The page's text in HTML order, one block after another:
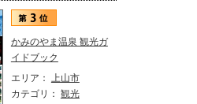
かみのやま温泉 観光ガ
イドブック
エリア： 上山市
カテゴリ： 観光